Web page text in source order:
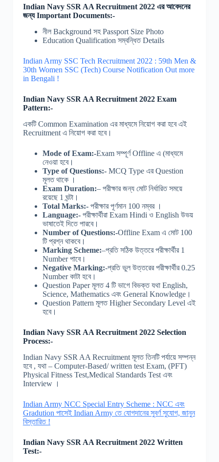
Indian Navy SSR AA Recruitment 2022 এর আবেদনের
জন্য Important Documents:-
নীল Background সহ Passport Size Photo
Education Qualification সম্বন্ধিত Details
Indian Army SSC Tech Recruitment 2022 : 59th Men &
30th Women SSC (Tech) Course Notification Out more
in Bengali !
Indian Navy SSR AA Recruitment 2022 Exam
Pattern:-
একটি Common Examination এর মাধ্যমে নিয়োগ করা হবে এই
Recruitment এ নিয়োগ করা হবে।
Mode of Exam:-Exam সম্পূর্ণ Offline এ (মাধ্যমে
নেওয়া হবে।
Type of Questions:- MCQ Type এর Question
মূলত থাকে ।
Exam Duration:– পরীক্ষার জন্য মোট নির্ধারিত সময়ে
রয়েছে 1 ঘন্টা।
Total Marks:- পরীক্ষার পূর্ণমান 100 নম্বর ।
Language:-পরীক্ষার্থীরা Exam Hindi ও English উভয়
ভাষাতেই দিতে পারবে।
Number of Questions:-Offline Exam এ মোট 100
টি প্রশ্ন থাকবে।
Marking Scheme:–প্রতি সঠিক উত্তরে পরীক্ষার্থীর 1
Number পাবে।
Negative Marking:-প্রতি ভুল উত্তরের পরীক্ষার্থীর 0.25
Number কাটা হবে।
Question Paper মূলত 4 টি ভাগে বিভক্ত যথা English,
Science, Mathematics এবং General Knowledge।
Question Pattern মূলত Higher Secondary Level এই
হবে।
Indian Navy SSR AA Recruitment 2022 Selection
Process:-
Indian Navy SSR AA Recruitment মূলত তিনটি পর্যায়ে সম্পন্ন
হবে , যথা – Computer-Based/ written test Exam, (PFT)
Physical Fitness Test,Medical Standards Test এবং
Interview ।
Indian Army NCC Special Entry Scheme : NCC এবং
Gradution পাসেই Indian Army তে যোগদানের সুবর্ণ সুযোগ, জানুন
বিস্তারিত !
Indian Navy SSR AA Recruitment 2022 Written
Test:-